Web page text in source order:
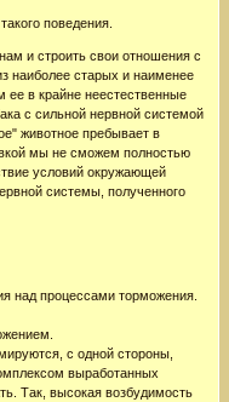
поведения.
и строить свои отношения с
наиболее старых и наименее
в крайне неестественные
с сильной нервной системой
животное пребывает в
мы не сможем полностью
условий окружающей
системы, полученного
над процессами торможения.
с одной стороны,
выработанных
Так, высокая возбудимость